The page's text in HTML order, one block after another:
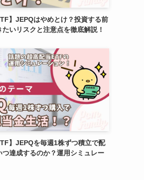
】JEPQはやめとけ？投資する前
たいリスクと注意点を徹底解説！
】JEPQを毎週1株ずつ積立で配
つ達成するのか？運用シミュレー